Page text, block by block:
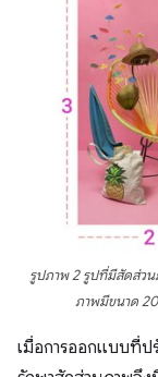
รูปภาพ 2 รูปที่มีสัดส่ว
ภาพมีขนาด
เมื่อการออกแบบที่